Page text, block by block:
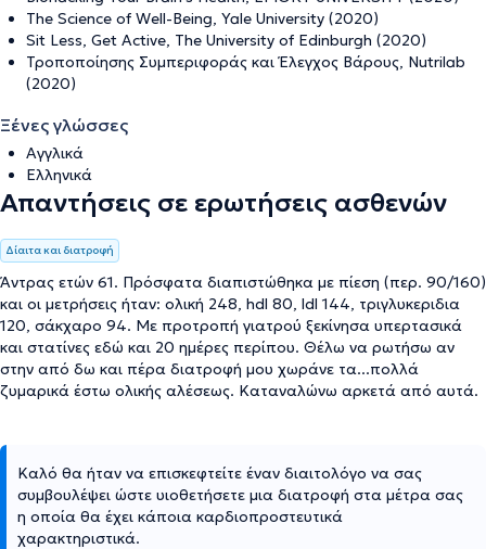
The Science of Well-Being, Yale University (2020)
Sit Less, Get Active, The University of Edinburgh (2020)
Τροποποίησης Συμπεριφοράς και Έλεγχος Βάρους, Nutrilab
(2020)
Ξένες γλώσσες
Αγγλικά
Ελληνικά
Απαντήσεις σε ερωτήσεις ασθενών
Δίαιτα και διατροφή
Άντρας ετών 61. Πρόσφατα διαπιστώθηκα με πίεση (περ. 90/160)
και οι μετρήσεις ήταν: ολική 248, hdl 80, ldl 144, τριγλυκεριδια
120, σάκχαρο 94. Με προτροπή γιατρού ξεκίνησα υπερτασικά
και στατίνες εδώ και 20 ημέρες περίπου. Θέλω να ρωτήσω αν
στην από δω και πέρα διατροφή μου χωράνε τα...πολλά
ζυμαρικά έστω ολικής αλέσεως. Καταναλώνω αρκετά από αυτά.
Καλό θα ήταν να επισκεφτείτε έναν διαιτολόγο να σας
συμβουλέψει ώστε υιοθετήσετε μια διατροφή στα μέτρα σας
η οποία θα έχει κάποια καρδιοπροστευτικά
χαρακτηριστικά.